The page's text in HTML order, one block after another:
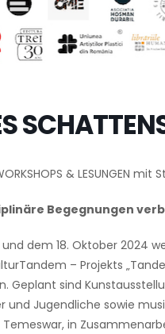
& LESUNGEN mit
Begegnungen
dem 18. Oktober 2024
– Projekts
Geplant sind
und Jugendliche sowie
in